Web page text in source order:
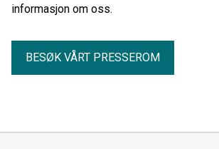
informasjon om oss.
BESØK VÅRT PRESSEROM